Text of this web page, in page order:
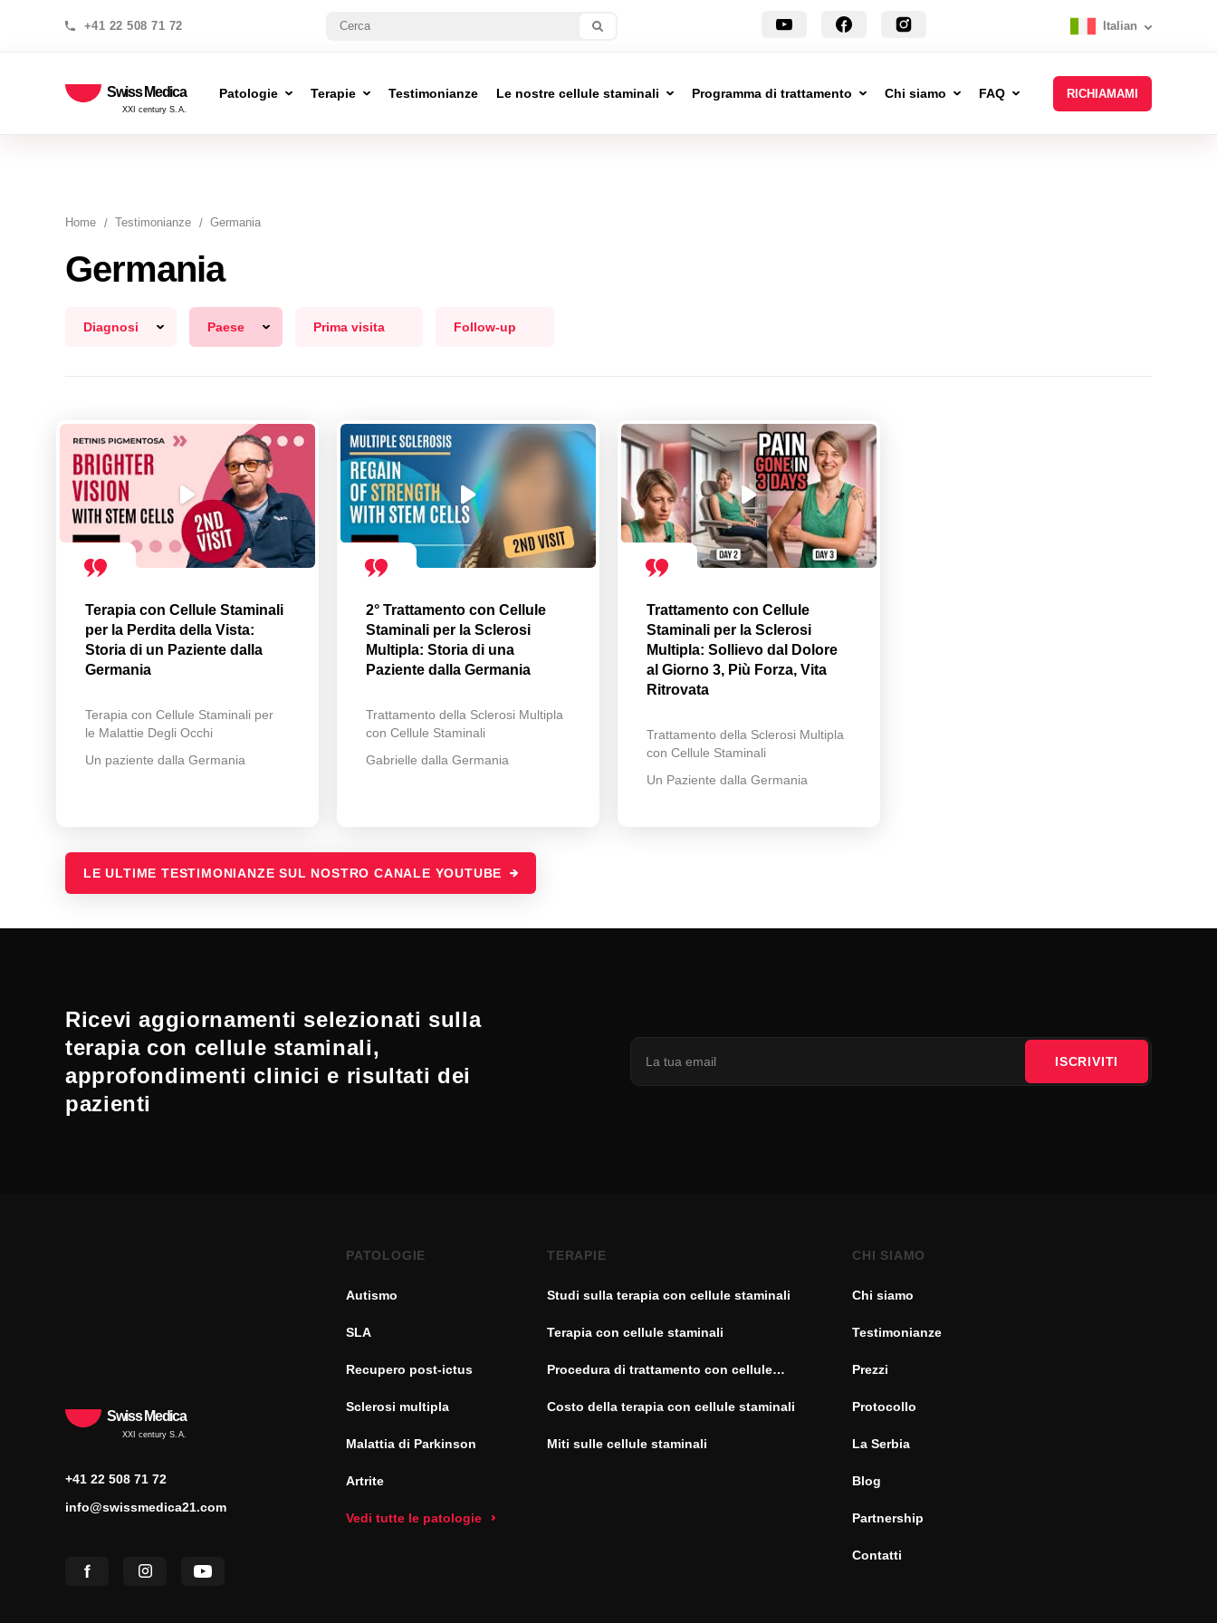
+41 22 508 71 72 Italian
Swiss Medica
XXI century S.A.
Patologie Terapie Testimonianze Le nostre cellule staminali Programma di trattamento Chi siamo FAQ RICHIAMAMI
Home Testimonianze Germania
Germania
Diagnosi Paese Prima visita Follow-up
Terapia con Cellule Staminali
per la Perdita della Vista:
Storia di un Paziente dalla
Germania
Terapia con Cellule Staminali per
le Malattie Degli Occhi
Un paziente dalla Germania
2° Trattamento con Cellule
Staminali per la Sclerosi
Multipla: Storia di una
Paziente dalla Germania
Trattamento della Sclerosi Multipla
con Cellule Staminali
Gabrielle dalla Germania
Trattamento con Cellule
Staminali per la Sclerosi
Multipla: Sollievo dal Dolore
al Giorno 3, Più Forza, Vita
Ritrovata
Trattamento della Sclerosi Multipla
con Cellule Staminali
Un Paziente dalla Germania
LE ULTIME TESTIMONIANZE SUL NOSTRO CANALE YOUTUBE
Ricevi aggiornamenti selezionati sulla
terapia con cellule staminali,
approfondimenti clinici e risultati dei
pazienti
ISCRIVITI
Swiss Medica
XXI century S.A.
+41 22 508 71 72
info@swissmedica21.com
PATOLOGIE
Autismo
SLA
Recupero post-ictus
Sclerosi multipla
Malattia di Parkinson
Artrite
Vedi tutte le patologie
TERAPIE
Studi sulla terapia con cellule staminali
Terapia con cellule staminali
Procedura di trattamento con cellule
Costo della terapia con cellule staminali
Miti sulle cellule staminali
CHI SIAMO
Chi siamo
Testimonianze
Prezzi
Protocollo
La Serbia
Blog
Partnership
Contatti